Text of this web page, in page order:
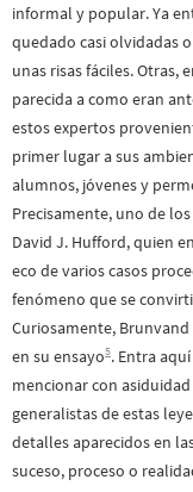
informal y popular. Ya
quedado casi olvidadas
unas risas fáciles. Otras,
parecida a como eran
estos expertos
primer lugar a sus
alumnos, jóvenes y
Precisamente, uno de
David J. Hufford, quien
eco de varios casos
fenómeno que se
Curiosamente,
en su ensayo5. Entra
mencionar con
generalistas de estas
detalles aparecidos en
suceso, proceso o